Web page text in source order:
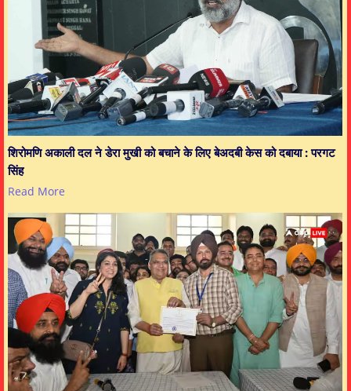
शिरोमणि अकाली दल ने डेरा मुखी को बचाने के लिए बेअदबी केस को दबाया : परगट
सिंह
Read More